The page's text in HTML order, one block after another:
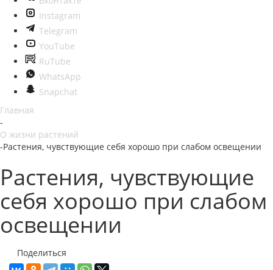
Instagram
Telegram
YouTube
RuTube
WhatsApp
Snapchat
Главная
-
О жизни растений
-Растения, чувствующие себя хорошо при слабом освещении
Растения, чувствующие
себя хорошо при слабом
освещении
Поделиться